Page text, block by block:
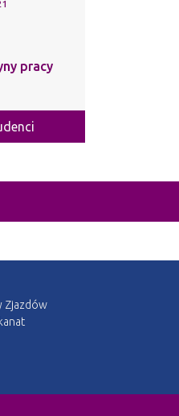
pracy
Zjazdów